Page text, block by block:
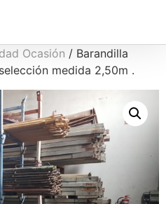
Ocasión / Barandilla
medida 2,50m .